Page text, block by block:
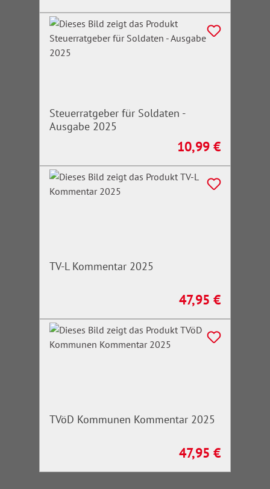
Steuerratgeber für Soldaten -
Ausgabe 2025
Regulärer Preis:
10,99 €
TV-L Kommentar 2025
Regulärer Preis:
47,95 €
TVöD Kommunen Kommentar 2025
Regulärer Preis:
47,95 €